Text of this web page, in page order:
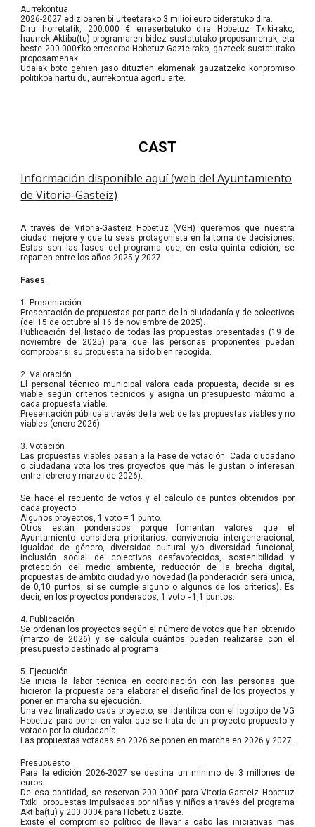
Aurrekontua
2026-2027 edizioaren bi urteetarako 3 milioi euro bideratuko dira.
Diru horretatik, 200.000 € erreserbatuko dira Hobetuz Txiki-rako,
haurrek Aktiba(tu) programaren bidez sustatutako proposamenak, eta
beste 200.000€ko erreserba Hobetuz Gazte-rako, gazteek sustatutako
proposamenak..
Udalak boto gehien jaso dituzten ekimenak gauzatzeko konpromiso
politikoa hartu du, aurrekontua agortu arte.
CAST
Información disponible aquí (web del Ayuntamiento
de Vitoria-Gasteiz)
A través de Vitoria-Gasteiz Hobetuz (VGH) queremos que nuestra
ciudad mejore y que tú seas protagonista en la toma de decisiones.
Estas son las fases del programa que, en esta quinta edición, se
reparten entre los años 2025 y 2027:
Fases
1. Presentación
Presentación de propuestas por parte de la ciudadanía y de colectivos
(del 15 de octubre al 16 de noviembre de 2025).
Publicación del listado de todas las propuestas presentadas (19 de
noviembre de 2025) para que las personas proponentes puedan
comprobar si su propuesta ha sido bien recogida.
2. Valoración
El personal técnico municipal valora cada propuesta, decide si es
viable según criterios técnicos y asigna un presupuesto máximo a
cada propuesta viable.
Presentación pública a través de la web de las propuestas viables y no
viables (enero 2026).
3. Votación
Las propuestas viables pasan a la Fase de votación. Cada ciudadano
o ciudadana vota los tres proyectos que más le gustan o interesan
entre febrero y marzo de 2026).
Se hace el recuento de votos y el cálculo de puntos obtenidos por
cada proyecto:
Algunos proyectos, 1 voto = 1 punto.
Otros están ponderados porque fomentan valores que el
Ayuntamiento considera prioritarios: convivencia intergeneracional,
igualdad de género, diversidad cultural y/o diversidad funcional,
inclusión social de colectivos desfavorecidos, sostenibilidad y
protección del medio ambiente, reducción de la brecha digital,
propuestas de ámbito ciudad y/o novedad (la ponderación será única,
de 0,10 puntos, si se cumple alguno o algunos de los criterios). Es
decir, en los proyectos ponderados, 1 voto =1,1 puntos.
4. Publicación
Se ordenan los proyectos según el número de votos que han obtenido
(marzo de 2026) y se calcula cuántos pueden realizarse con el
presupuesto destinado al programa.
5. Ejecución
Se inicia la labor técnica en coordinación con las personas que
hicieron la propuesta para elaborar el diseño final de los proyectos y
poner en marcha su ejecución.
Una vez finalizado cada proyecto, se identifica con el logotipo de VG
Hobetuz para poner en valor que se trata de un proyecto propuesto y
votado por la ciudadanía.
Las propuestas votadas en 2026 se ponen en marcha en 2026 y 2027.
Presupuesto
Para la edición 2026-2027 se destina un mínimo de 3 millones de
euros.
De esa cantidad, se reservan 200.000€ para Vitoria-Gasteiz Hobetuz
Txiki: propuestas impulsadas por niñas y niños a través del programa
Aktiba(tu) y 200.000€ para Hobetuz Gazte.
Existe el compromiso político de llevar a cabo las iniciativas más